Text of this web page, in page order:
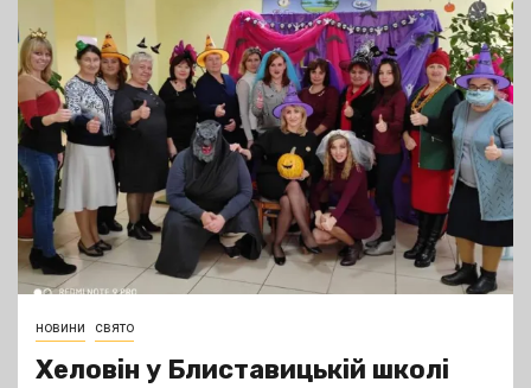
новини свято
Хеловін у Блиставицькій школі